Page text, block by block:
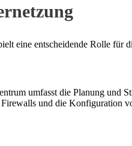
eine entscheidende Rolle für
umfasst die Planung und
und die Konfiguration